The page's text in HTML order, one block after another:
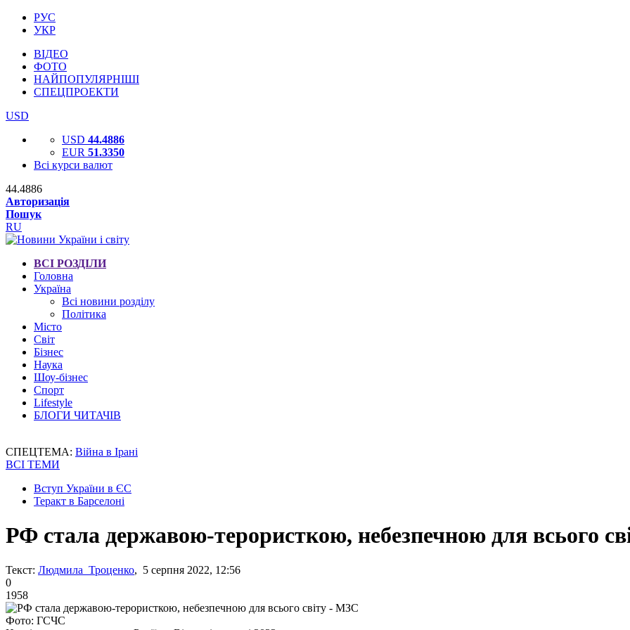
РУС
УКР
ВІДЕО
ФОТО
НАЙПОПУЛЯРНІШІ
СПЕЦПРОЕКТИ
USD
USD 44.4886
EUR 51.3350
Всі курси валют
44.4886
Авторизація
Пошук
RU
ВСІ РОЗДІЛИ
Головна
Україна
Всі новини розділу
Політика
Місто
Світ
Бізнес
Наука
Шоу-бізнес
Спорт
Lifestyle
БЛОГИ ЧИТАЧІВ
СПЕЦТЕМА: Війна в Ірані
ВСІ ТЕМИ
Вступ України в ЄС
Теракт в Барселоні
РФ стала державою-терористкою, небезпечною для всього
Текст: Людмила Троценко, 5 серпня 2022, 12:56
0
1958
Фото: ГСЧС